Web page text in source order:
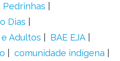
Pedrinhas
Dias
Adultos
BAE EJA
comunidade indígena